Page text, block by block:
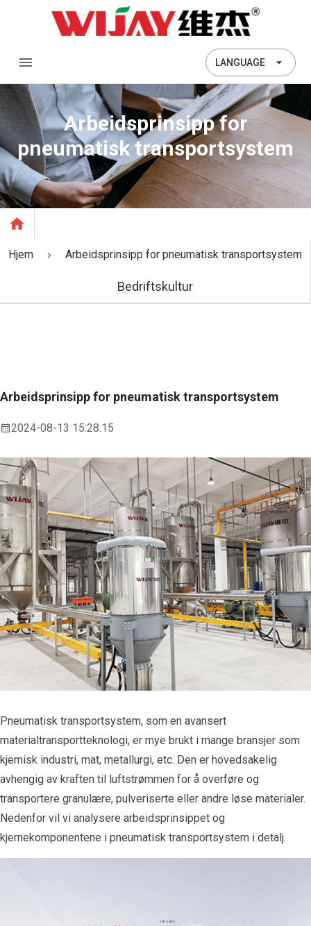
LANGUAGE
Arbeidsprinsipp for
pneumatisk transportsystem
Hjem Arbeidsprinsipp for pneumatisk transportsystem
Bedriftskultur
Arbeidsprinsipp for pneumatisk transportsystem
2024-08-13 15:28:15
Pneumatisk transportsystem, som en avansert
materialtransportteknologi, er mye brukt i mange bransjer som
kjemisk industri, mat, metallurgi, etc. Den er hovedsakelig
avhengig av kraften til luftstrømmen for å overføre og
transportere granulære, pulveriserte eller andre løse materialer.
Nedenfor vil vi analysere arbeidsprinsippet og
kjernekomponentene i pneumatisk transportsystem i detalj.